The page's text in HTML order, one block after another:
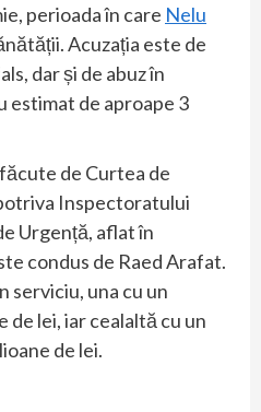
perioada în care Nelu
Acuzația este de
dar și de abuz în
estimat de aproape 3
de Curtea de
Inspectoratului
Urgență, aflat în
condus de Raed Arafat.
serviciu, una cu un
de lei, iar cealaltă cu un
de lei.